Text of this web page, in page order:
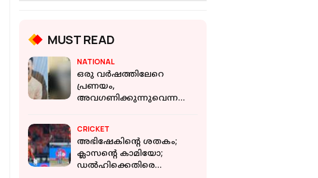
MUST READ
NATIONAL
ഒരു വർഷത്തിലേറെ
പ്രണയം,
അവഗണിക്കുന്നുവെന്ന
തീകൊളുത്തി കൊന്ന്
യുവതി
CRICKET
അഭിഷേകിന്റെ ശതകം;
ക്ലാസന്റെ കാമിയോ;
ഡൽഹിക്കെതിരെ